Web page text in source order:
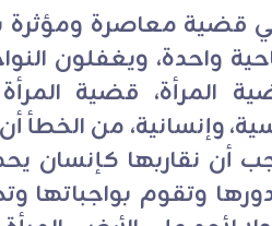
قضية معاصرة ومؤثرة
واحدة، ويغفلون
المرأة، قضية
وإنسانية، من
أن نقاربها كإنسان
وتقوم بواجباتها